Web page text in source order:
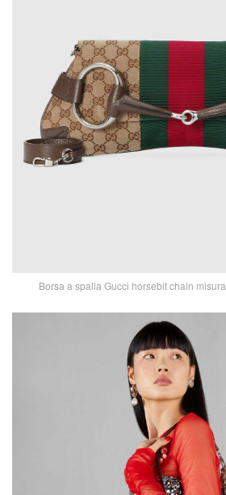
Borsa a spalla Gucci horsebit chain